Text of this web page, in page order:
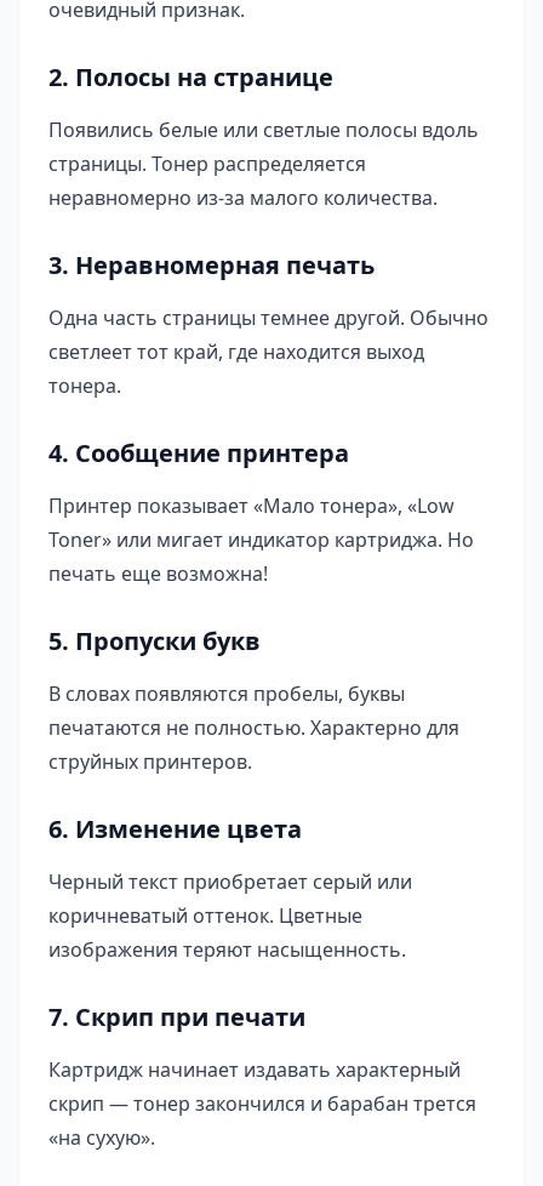
очевидный признак.
2. Полосы на странице
Появились белые или светлые полосы вдоль
страницы. Тонер распределяется
неравномерно из-за малого количества.
3. Неравномерная печать
Одна часть страницы темнее другой. Обычно
светлеет тот край, где находится выход
тонера.
4. Сообщение принтера
Принтер показывает «Мало тонера», «Low
Toner» или мигает индикатор картриджа. Но
печать еще возможна!
5. Пропуски букв
В словах появляются пробелы, буквы
печатаются не полностью. Характерно для
струйных принтеров.
6. Изменение цвета
Черный текст приобретает серый или
коричневатый оттенок. Цветные
изображения теряют насыщенность.
7. Скрип при печати
Картридж начинает издавать характерный
скрип — тонер закончился и барабан трется
«на сухую».